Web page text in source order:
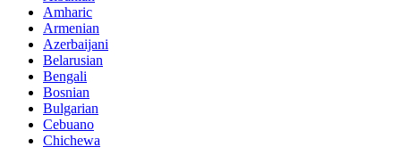
Amharic
Armenian
Azerbaijani
Belarusian
Bengali
Bosnian
Bulgarian
Cebuano
Chichewa